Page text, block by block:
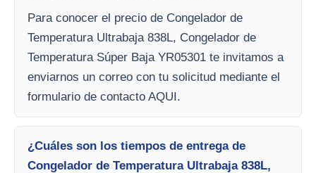
Para conocer el precio de Congelador de
Temperatura Ultrabaja 838L, Congelador de
Temperatura Súper Baja YR05301 te invitamos a
enviarnos un correo con tu solicitud mediante el
formulario de contacto AQUI.
¿Cuáles son los tiempos de entrega de
Congelador de Temperatura Ultrabaja 838L,